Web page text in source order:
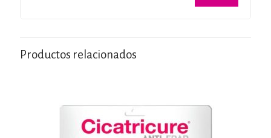
Productos relacionados